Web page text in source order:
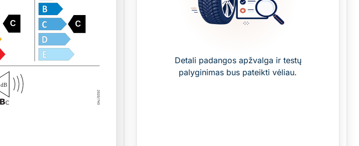
C C
dB
Detali padangos apžvalga ir testų
palyginimas bus pateikti vėliau.